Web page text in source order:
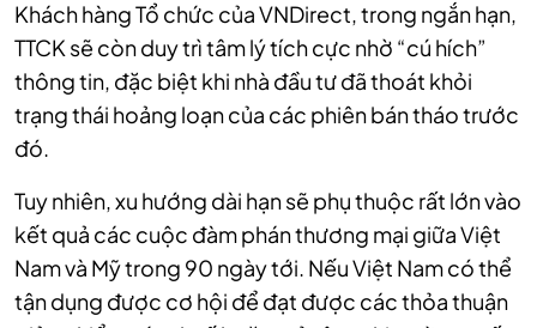
Khách hàng Tổ chức của VNDirect, trong ngắn hạn,
TTCK sẽ còn duy trì tâm lý tích cực nhờ “cú hích”
thông tin, đặc biệt khi nhà đầu tư đã thoát khỏi
trạng thái hoảng loạn của các phiên bán tháo trước
đó.
Tuy nhiên, xu hướng dài hạn sẽ phụ thuộc rất lớn vào
kết quả các cuộc đàm phán thương mại giữa Việt
Nam và Mỹ trong 90 ngày tới. Nếu Việt Nam có thể
tận dụng được cơ hội để đạt được các thỏa thuận